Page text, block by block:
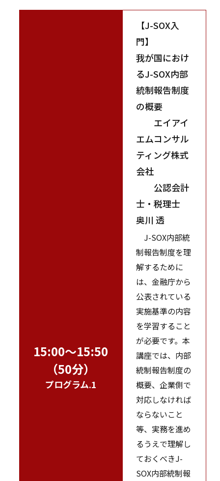
15:00～15:50
（50分）
プログラム.1
【J-SOX入
門】
我が国におけ
るJ-SOX内部
統制報告制度
の概要
エイアイ
エムコンサル
ティング株式
会社
公認会計
士・税理士
奥川 透
J-SOX内部統
制報告制度を理
解するために
は、金融庁から
公表されている
実施基準の内容
を学習すること
が必要です。本
講座では、内部
統制報告制度の
概要、企業側で
対応しなければ
ならないこと
等、実務を進め
るうえで理解し
ておくべきJ-
SOX内部統制報